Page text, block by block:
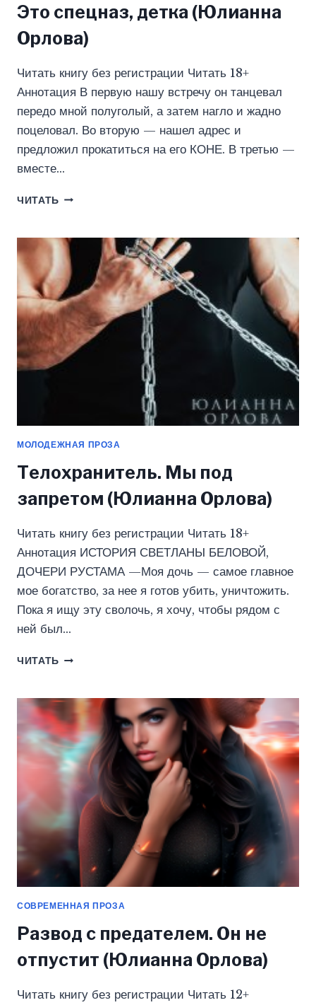
Это спецназ, детка (Юлианна
Орлова)
Читать книгу без регистрации Читать 18+
Аннотация В первую нашу встречу он танцевал
передо мной полуголый, а затем нагло и жадно
поцеловал. Во вторую — нашел адрес и
предложил прокатиться на его КОНЕ. В третью —
вместе…
ЧИТАТЬ ЭТО
(ЮЛИАННА
ОРЛОВА)
МОЛОДЕЖНАЯ ПРОЗА
Телохранитель. Мы под
запретом (Юлианна Орлова)
Читать книгу без регистрации Читать 18+
Аннотация ИСТОРИЯ СВЕТЛАНЫ БЕЛОВОЙ,
ДОЧЕРИ РУСТАМА —Моя дочь — самое главное
мое богатство, за нее я готов убить, уничтожить.
Пока я ищу эту сволочь, я хочу, чтобы рядом с
ней был…
ЧИТАТЬ ТЕЛОХРАНИТЕЛЬ.
ЗАПРЕТОМ
(ЮЛИАННА
ОРЛОВА)
СОВРЕМЕННАЯ ПРОЗА
Развод с предателем. Он не
отпустит (Юлианна Орлова)
Читать книгу без регистрации Читать 12+